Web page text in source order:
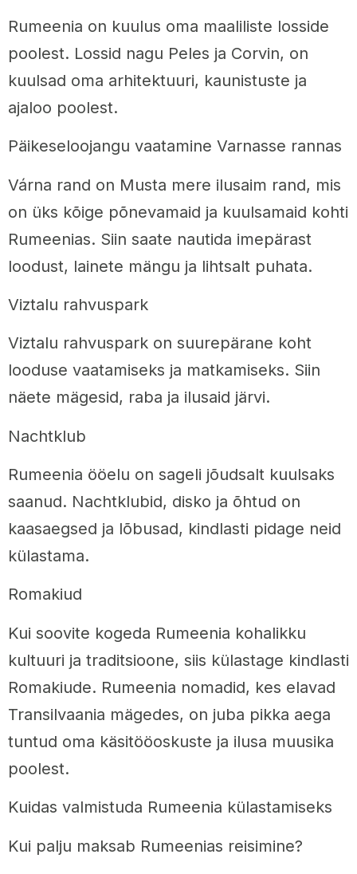
Rumeenia on kuulus oma maaliliste losside
poolest. Lossid nagu Peles ja Corvin, on
kuulsad oma arhitektuuri, kaunistuste ja
ajaloo poolest.
Päikeseloojangu vaatamine Varnasse rannas
Várna rand on Musta mere ilusaim rand, mis
on üks kõige põnevamaid ja kuulsamaid kohti
Rumeenias. Siin saate nautida imepärast
loodust, lainete mängu ja lihtsalt puhata.
Viztalu rahvuspark
Viztalu rahvuspark on suurepärane koht
looduse vaatamiseks ja matkamiseks. Siin
näete mägesid, raba ja ilusaid järvi.
Nachtklub
Rumeenia ööelu on sageli jõudsalt kuulsaks
saanud. Nachtklubid, disko ja õhtud on
kaasaegsed ja lõbusad, kindlasti pidage neid
külastama.
Romakiud
Kui soovite kogeda Rumeenia kohalikku
kultuuri ja traditsioone, siis külastage kindlasti
Romakiude. Rumeenia nomadid, kes elavad
Transilvaania mägedes, on juba pikka aega
tuntud oma käsitööoskuste ja ilusa muusika
poolest.
Kuidas valmistuda Rumeenia külastamiseks
Kui palju maksab Rumeenias reisimine?